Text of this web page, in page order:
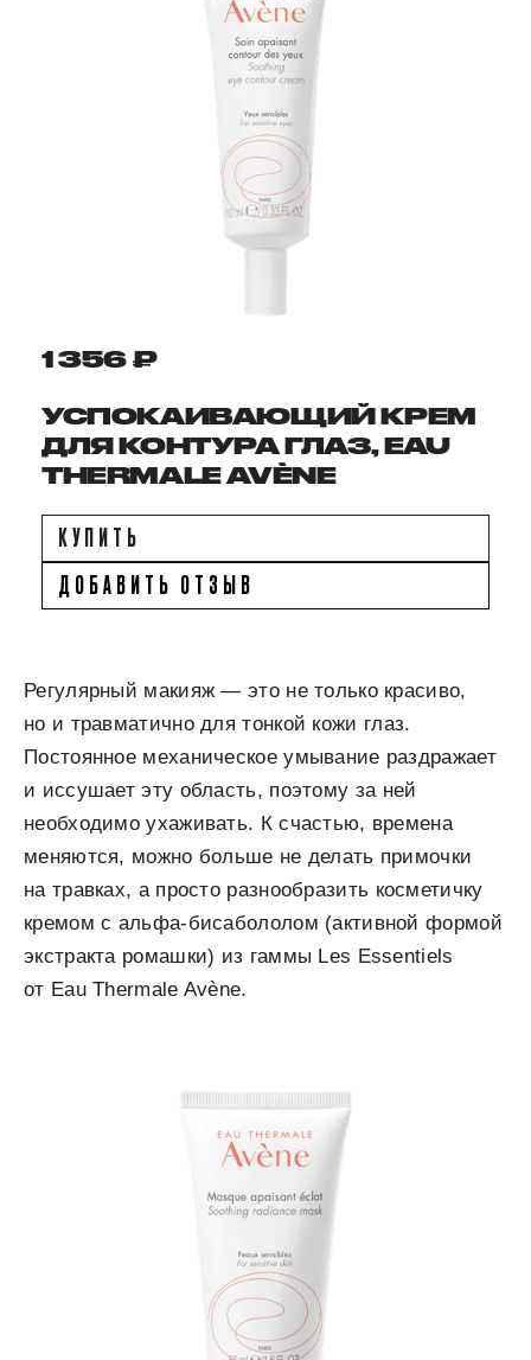
1 356 ₽
УСПОКАИВАЮЩИЙ КРЕМ
ДЛЯ КОНТУРА ГЛАЗ, EAU
THERMALE AVÈNE
КУПИТЬ
ДОБАВИТЬ ОТЗЫВ
Регулярный макияж — это не только красиво,
но и травматично для тонкой кожи глаз.
Постоянное механическое умывание раздражает
и иссушает эту область, поэтому за ней
необходимо ухаживать. К счастью, времена
меняются, можно больше не делать примочки
на травках, а просто разнообразить косметичку
кремом с альфа-бисабололом (активной формой
экстракта ромашки) из гаммы Les Essentiels
от Eau Thermale Avène.